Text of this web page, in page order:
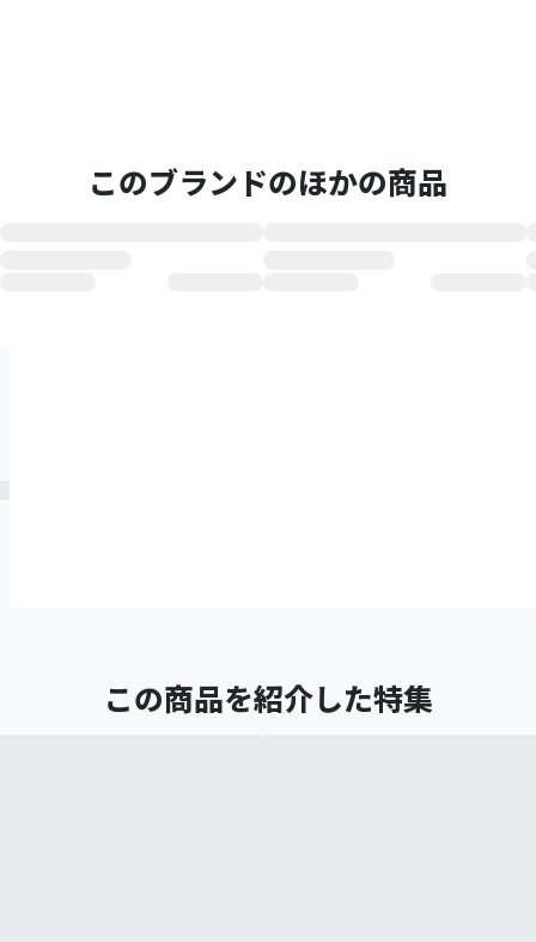
このブランドのほかの商品
この商品を紹介した特集